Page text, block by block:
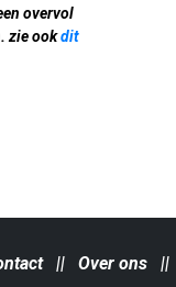
overvol
zie ookdit
|| Over ons ||